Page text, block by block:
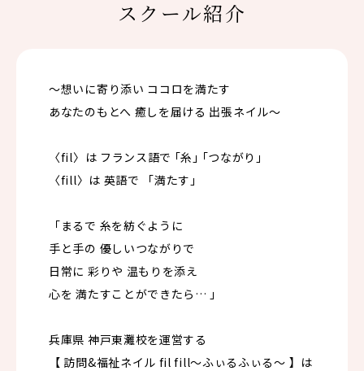
スクール紹介
〜想いに寄り添い ココロを満たす
あなたのもとへ 癒しを届ける 出張ネイル〜
〈fil〉は フランス語で ｢糸｣ ｢つながり｣
〈fill〉は 英語で 「満たす｣
「まるで 糸を紡ぐように
手と手の 優しいつながりで
日常に 彩りや 温もりを添え
心を 満たすことができたら… 」
兵庫県 神戸東灘校を運営する
【 訪問&福祉ネイル fil fill〜ふぃるふぃる〜 】は